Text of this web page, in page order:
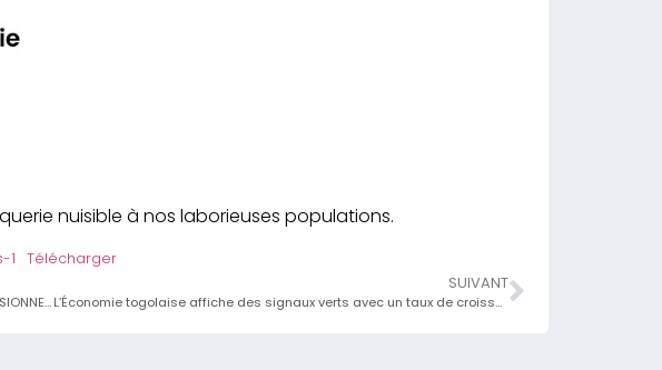
nuisible à nos laborieuses populations.
1
Télécharger
AVIS DE CONCOURS INTERNATIONAL D’ENTRÉE AU CENTRE PROFESSIONNEL DE FORMATION A L’ASSURANCE (CPFA), 27ème PROMOTION DU CYCLE DT-A 2025-2027
SUIVANT
L’Économie togolaise affiche des signaux verts avec un taux de croissance attendu à 6,2% en 2025 après 6,3% en 2024